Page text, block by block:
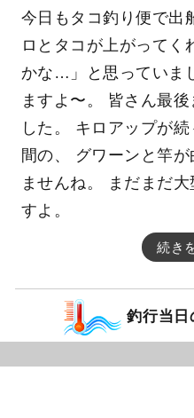
今日もタコ釣り便で出
ロとタコが上がってく
かな…」と思っていま
ますよ〜。 皆さん最
した。 キロアップが
間の、 グワーンと竿
ませんね。 まだまだ
すよ。
続き
釣行当日